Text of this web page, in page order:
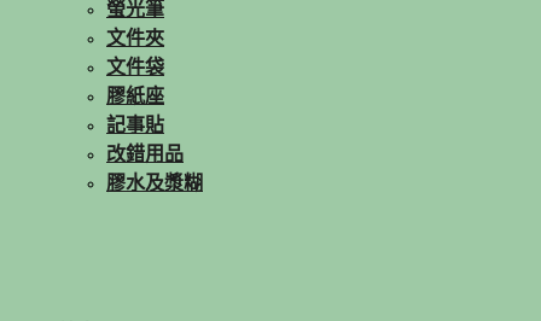
螢光筆
文件夾
文件袋
膠紙座
記事貼
改錯用品
膠水及漿糊